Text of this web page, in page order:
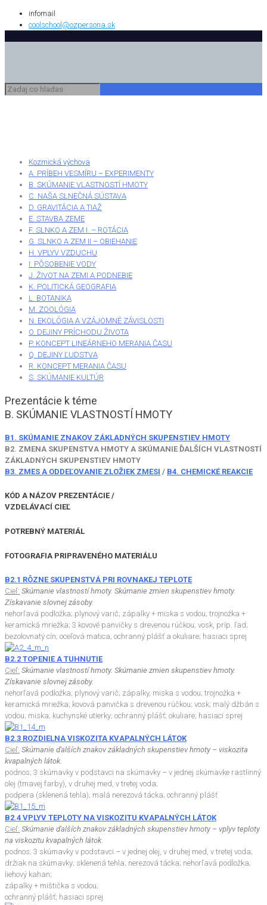
infomail
coolschool@ozpersona.sk
Kozmická výchova
A. PRÍBEH VESMÍRU – EXPERIMENTY
B. SKÚMANIE VLASTNOSTÍ HMOTY
C. NAŠA SLNEČNÁ SÚSTAVA
D. GRAVITÁCIA A TIAŽ
E. STAVBA ZEME
F. SLNKO A ZEM I. – ROTÁCIA
G. SLNKO A ZEM II – OBIEHANIE
H. VPLYV VZDUCHU
I. PÔSOBENIE VODY
J. ŽIVOT NA ZEMI A PODNEBIE
K. POLITICKÁ GEOGRAFIA
L. BOTANIKA
M. ZOOLÓGIA
N. EKOLÓGIA A VZÁJOMNÉ ZÁVISLOSTI
O. DEJINY PRÍCHODU ŽIVOTA
P. KONCEPT LINEÁRNEHO MERANIA ČASU
Q. DEJINY ĽUDSTVA
R. KONCEPT MERANIA ČASU
S. SKÚMANIE KULTÚR
Prezentácie k téme
B. SKÚMANIE VLASTNOSTÍ HMOTY
B1. SKÚMANIE ZNAKOV ZÁKLADNÝCH SKUPENSTIEV HMOTY
B2. ZMENA SKUPENSTVA HMOTY A SKÚMANIE ĎALŠÍCH VLASTNOSTÍ
ZÁKLADNÝCH SKUPENSTIEV HMOTY
B3. ZMES A ODDEĽOVANIE ZLOŽIEK ZMESI / B4. CHEMICKÉ REAKCIE
KÓD A NÁZOV PREZENTÁCIE /
VZDELÁVACÍ CIEĽ
POTREBNÝ MATERIÁL
FOTOGRAFIA PRIPRAVENÉHO MATERIÁLU
B2.1 RÔZNE SKUPENSTVÁ PRI ROVNAKEJ TEPLOTE
Cieľ: Skúmanie vlastností hmoty. Skúmanie zmien skupenstiev hmoty.
Získavanie slovnej zásoby.
nehorľavá podložka; plynový varič; zápalky + miska s vodou; trojnožka +
keramická mriežka; 3 kovové panvičky s drevenou rúčkou; vosk, príp. ľad;
bezolovnatý cín; oceľová matica; ochranný plášť a okuliare; hasiaci sprej
B2.2 TOPENIE A TUHNUTIE
Cieľ: Skúmanie vlastností hmoty. Skúmanie zmien skupenstiev hmoty.
Získavanie slovnej zásoby.
nehorľavá podložka; plynový varič; zápalky, miska s vodou; trojnožka +
keramická mriežka; kovová panvička s drevenou rúčkou; vosk; malý džbán s
vodou; miska; kuchynské utierky; ochranný plášť; okuliare; hasiaci sprej
B2.3 ROZDIELNA VISKOZITA KVAPALNÝCH LÁTOK
Cieľ: Skúmanie ďalších znakov základných skupenstiev hmoty – viskozita
kvapalných látok.
podnos; 3 skúmavky v podstavci na skúmavky – v jednej skúmavke rastlinný
olej (tmavej farby), v druhej med, v tretej voda;
podpera (sklenená tehla); malá nerezová tácka; ochranný plášť
B2.4 VPLYV TEPLOTY NA VISKOZITU KVAPALNÝCH LÁTOK
Cieľ: Skúmanie ďalších znakov základných skupenstiev hmoty – vplyv teploty
na viskozitu kvapalných látok.
podnos; 3 skúmavky v podstavci – v jednej olej, v druhej med, v tretej voda;
držiak na skúmavky; sklenená tehla; nerezová tácka; nehorľavá podložka;
liehový kahan;
zápalky + mištička s vodou;
ochranný plášť; hasiaci sprej